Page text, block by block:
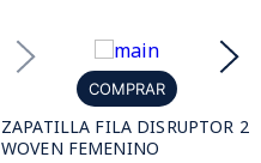
COMPRAR
ZAPATILLA FILA DISRUPTOR 2
WOVEN FEMENINO